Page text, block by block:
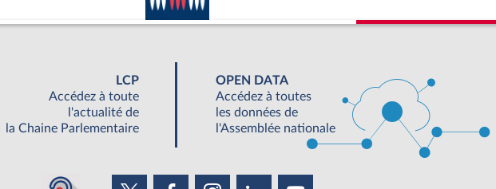
LCP
Accédez à toute
l'actualité de
la Chaine Parlementaire
OPEN DATA
Accédez à toutes
les données de
l'Assemblée nationale